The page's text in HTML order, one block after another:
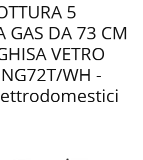
5
GAS DA 73 CM
VETRO
WH -